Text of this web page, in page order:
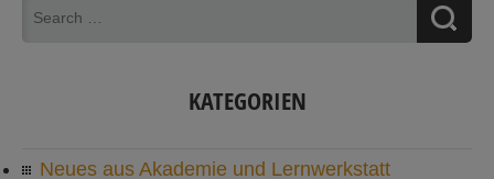
KATEGORIEN
Neues aus Akademie und Lernwerkstatt